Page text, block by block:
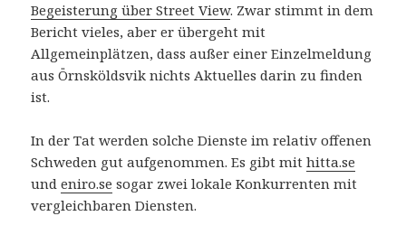
Begeisterung über Street View. Zwar stimmt in dem
Bericht vieles, aber er übergeht mit
Allgemeinplätzen, dass außer einer Einzelmeldung
aus Örnsköldsvik nichts Aktuelles darin zu finden
ist.
In der Tat werden solche Dienste im relativ offenen
Schweden gut aufgenommen. Es gibt mithitta.se
undeniro.se sogar zwei lokale Konkurrenten mit
vergleichbaren Diensten.